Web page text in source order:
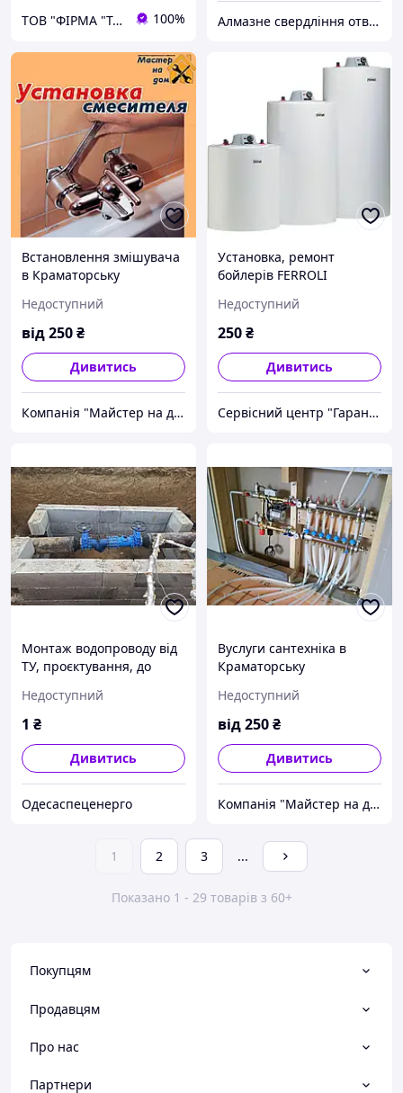
ТОВ "ФІРМА "ТАРОС"- насосне обладнання, системи водопостачання, автоматичний полив 100% Алмазне свердління отворів. Рекуператори "під ключ" - продаж, встановлення, обслуговування
Встановлення змішувача
в Краматорську
Недоступний
від250₴
Дивитись
Компанія "Майстер на дім"
Установка, ремонт
бойлерів FERROLI
Недоступний
250₴
Дивитись
Сервісний центр "Гарант-Майстер
Монтаж водопроводу від
ТУ, проєктування, до
Недоступний
1 ₴
Дивитись
Одесаспеценерго
Вуслуги сантехніка в
Краматорську
Недоступний
від250₴
Дивитись
Компанія "Майстер на дім"
1 2 3 ...
Показано 1 - 29 товарів з 60+
Покупцям
Продавцям
Про нас
Партнери